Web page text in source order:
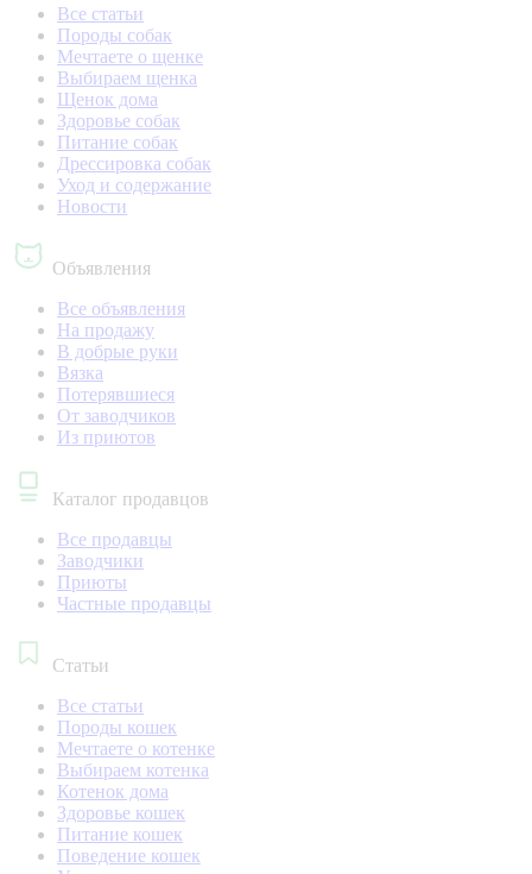
Все статьи
Породы собак
Мечтаете о щенке
Выбираем щенка
Щенок дома
Здоровье собак
Питание собак
Дрессировка собак
Уход и содержание
Новости
Объявления
Все объявления
На продажу
В добрые руки
Вязка
Потерявшиеся
От заводчиков
Из приютов
Каталог продавцов
Все продавцы
Заводчики
Приюты
Частные продавцы
Статьи
Все статьи
Породы кошек
Мечтаете о котенке
Выбираем котенка
Котенок дома
Здоровье кошек
Питание кошек
Поведение кошек